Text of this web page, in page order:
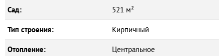
Сад: 521 м²
Тип строения: Кирпичный
Отопление: Центральное